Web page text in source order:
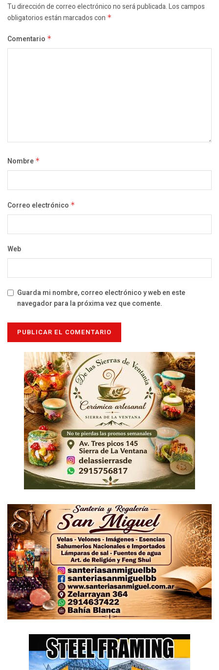
Tu dirección de correo electrónico no será publicada.Los campos
obligatorios están marcados con *
Comentario *
Nombre *
Correo electrónico *
Web
Guarda mi nombre, correo electrónico y web en este
navegador para la próxima vez que comente.